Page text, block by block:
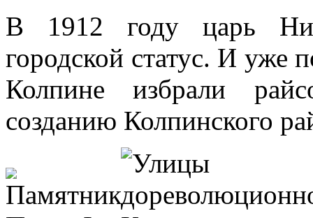
В 1912 году царь
городской статус. И уже
Колпине избрали
созданию Колпинского